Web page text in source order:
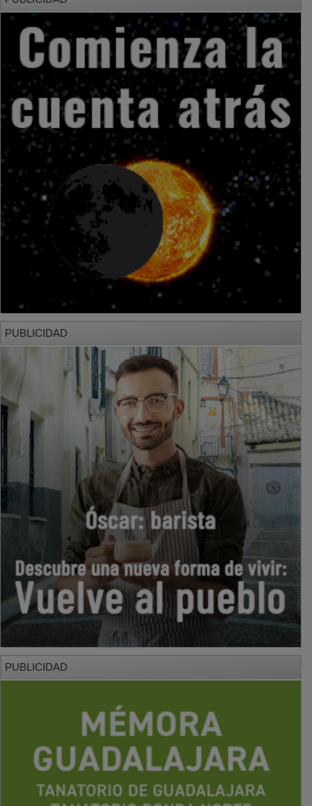
PUBLICIDAD
PUBLICIDAD